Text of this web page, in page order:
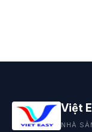
Việt
NHÀ